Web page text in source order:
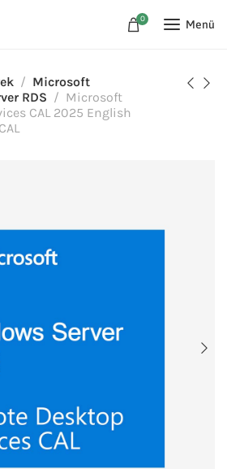
0 Menü
Microsoft
RDS
Microsoft
CAL 2025 English